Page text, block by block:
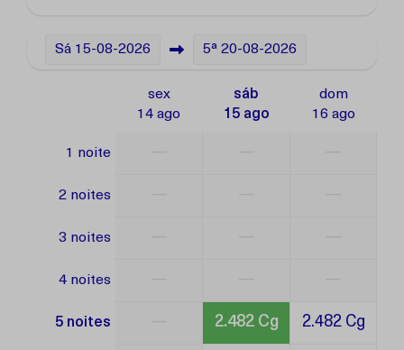
Sá 15-08-2026 5ª 20-08-2026
sex
14 ago
sáb
15 ago
dom
16 ago
1 noite
2 noites
3 noites
4 noites
5 noites 2.482 Cg 2.482 Cg